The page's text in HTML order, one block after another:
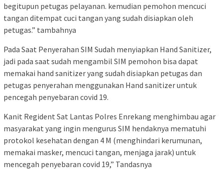
begitupun petugas pelayanan. kemudian pemohon mencuci
tangan ditempat cuci tangan yang sudah disiapkan oleh
petugas.” tambahnya
Pada Saat Penyerahan SIM Sudah menyiapkan Hand Sanitizer,
jadi pada saat sudah mengambil SIM pemohon bisa dapat
memakai hand sanitizer yang sudah disiapkan petugas dan
petugas penyerahan menggunakan Hand sanitizer untuk
pencegah penyebaran covid 19.
Kanit Regident Sat Lantas Polres Enrekang menghimbau agar
masyarakat yang ingin mengurus SIM hendaknya mematuhi
protokol kesehatan dengan 4 M (menghindari kerumunan,
memakai masker, mencuci tangan, menjaga jarak) untuk
mencegah penyebaran covid 19,” Tandasnya